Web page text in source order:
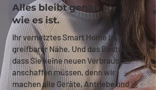
Alles bleibt genau so
wie es ist.
Ihr vernetztes Smart Home ist in
greifbarer Nähe. Und das Beste ist,
dass Sie keine neuen Verbraucher
anschaffen müssen, denn wir
machen alle Geräte, Antriebe und